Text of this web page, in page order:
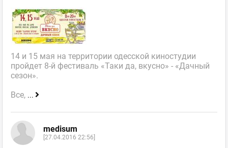
14 и 15 мая на территории одесской киностудии
пройдет 8-й фестиваль «Таки да, вкусно» - «Дачный
сезон».
Все, ...
medisum
[27.04.2016 22:56]